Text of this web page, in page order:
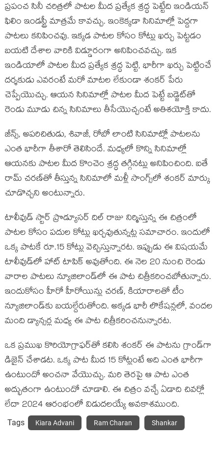
ప్ర‌పంచ సినీ చ‌రిత్ర‌లో పాట‌ల మీద ప్ర‌త్యేక శ్ర‌ద్ధ పెట్టేది ఇండియ‌న్
ఫిలిం ఇండ‌స్ట్రీ మాత్ర‌మే కావ‌చ్చు. ఇంకెక్క‌డా సినిమాల్లో పెద్ద‌గా
పాట‌లు క‌నిపించ‌వు. ఇక్క‌డ పాట‌ల కోసం కోట్లు ఖ‌ర్చు పెట్ట‌డం
బ‌య‌టి దేశాల వారికి విడ్డూరంగా అనిపించ‌వ‌చ్చు. ఇక
ఇండియాలో పాట‌ల మీద ప్ర‌త్యేక శ్ర‌ద్ధ పెట్టి, భారీగా ఖ‌ర్చు పెట్టించే
ద‌ర్శ‌కుడు ఎవ‌రంటే మ‌రో మాట‌ల లేకుండా శంక‌ర్ పేరు
చెప్పేయొచ్చు. ఆయ‌న సినిమాల్లో పాట‌ల మీద పెట్టే బ‌డ్జెట్‌తో
రెండు మూడు చిన్న సినిమాలు తీసేయొచ్చంటే అతిశ‌యోక్తి కాదు.
జీన్స్, అప‌రిచితుడు, శివాజీ, రోబో లాంటి సినిమాట్లో పాట‌ల‌ను
ఎంత భారీగా తీశారో తెలిసిందే. మ‌ధ్య‌లో కొన్ని సినిమాల్లో
ఆయ‌న‌కు పాట‌ల మీద కొంచెం శ్ర‌ద్ధ త‌గ్గిన‌ట్లు అనిపించింది. ఐతే
రామ్ చ‌ర‌ణ్‌తో తీస్తున్న సినిమాలో మ‌ళ్లీ సాంగ్స్‌లో శంక‌ర్ మార్కు
చూడొచ్చ‌ని అంటున్నారు.
టాలీవుడ్ స్టార్ ప్రొడ్యూస‌ర్ దిల్ రాజు నిర్మిస్తున్న ఈ చిత్రంలో
పాట‌ల కోసం ప‌దుల కోట్లు ఖ‌ర్చ‌వుతున్న‌ట్ల స‌మాచారం. ఇందులో
ఒక్క పాట‌కే రూ.15 కోట్లు వెచ్చిస్తున్నార‌ట‌. ఇప్పుడు ఈ విష‌య‌మే
టాలీవుడ్‌లో హాట్ టాపిక్ అవుతోంది. ఈ నెల 20 నుంచి రెండు
వారాల పాట‌లు న్యూజిలాండ్‌లో ఈ పాట చిత్రీక‌రించ‌బోతున్నారు.
ఇందుకోసం హీరో హీరోయిన్లు చ‌ర‌ణ్‌, కియారాల‌తో టీం
న్యూజిలాండ్‌కు బ‌య‌ల్దేరుతోంది. అక్క‌డ భారీ లొకేష‌న్ల‌లో, వంద‌ల
మంది డ్యాన్స‌ర్ల మ‌ధ్య ఈ పాట చిత్రీక‌రించ‌నున్నార‌ట‌.
ఒక ప్ర‌ముఖ కొరియోగ్రాఫ‌ర్‌తో క‌లిసి శంక‌ర్ ఈ పాట‌ను గ్రాండ్‌గా
డిజైన్ చేశాడ‌ట‌. ఒక్క పాట మీద 15 కోట్లంటే అది ఎంత భారీగా
ఉంటుందో అంచ‌నా వేయొచ్చు. మ‌రి తెర‌పై ఆ పాట ఎంత
అద్భుతంగా ఉంటుందో చూడాలి. ఈ చిత్రం వ‌చ్చే ఏడాది చివ‌ర్లో
లేదా 2024 ఆరంభంలో విడుద‌ల‌య్యే అవ‌కాశ‌ముంది.
Tags Kiara Advani Ram Charan Shankar